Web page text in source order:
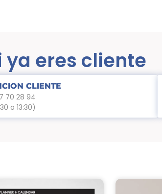
ya eres cliente
CLIENTE
70 28 94
a 13:30)